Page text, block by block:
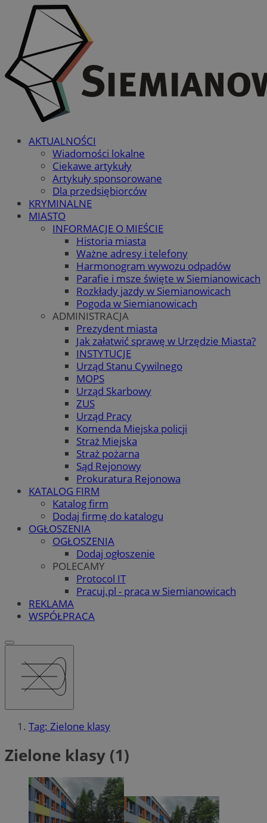
AKTUALNOŚCI
Wiadomości lokalne
Ciekawe artykuły
Artykuły sponsorowane
Dla przedsiębiorców
KRYMINALNE
MIASTO
INFORMACJE O MIEŚCIE
Historia miasta
Ważne adresy i telefony
Harmonogram wywozu odpadów
Parafie i msze święte w Siemianowicach
Rozkłady jazdy w Siemianowicach
Pogoda w Siemianowicach
ADMINISTRACJA
Prezydent miasta
Jak załatwić sprawę w Urzędzie Miasta?
INSTYTUCJE
Urząd Stanu Cywilnego
MOPS
Urząd Skarbowy
ZUS
Urząd Pracy
Komenda Miejska policji
Straż Miejska
Straż pożarna
Sąd Rejonowy
Prokuratura Rejonowa
KATALOG FIRM
Katalog firm
Dodaj firmę do katalogu
OGŁOSZENIA
OGŁOSZENIA
Dodaj ogłoszenie
POLECAMY
Protocol IT
Pracuj.pl - praca w Siemianowicach
REKLAMA
WSPÓŁPRACA
Tag: Zielone klasy
Zielone klasy (1)